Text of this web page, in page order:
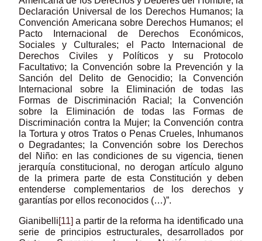
Declaración Universal de los Derechos Humanos; la
Convención Americana sobre Derechos Humanos; el
Pacto Internacional de Derechos Económicos,
Sociales y Culturales; el Pacto Internacional de
Derechos Civiles y Políticos y su Protocolo
Facultativo; la Convención sobre la Prevención y la
Sanción del Delito de Genocidio; la Convención
Internacional sobre la Eliminación de todas las
Formas de Discriminación Racial; la Convención
sobre la Eliminación de todas las Formas de
Discriminación contra la Mujer; la Convención contra
la Tortura y otros Tratos o Penas Crueles, Inhumanos
o Degradantes; la Convención sobre los Derechos
del Niño: en las condiciones de su vigencia, tienen
jerarquía constitucional, no derogan artículo alguno
de la primera parte de esta Constitución y deben
entenderse complementarios de los derechos y
garantías por ellos reconocidos (…)”.
Gianibelli[11] a partir de la reforma ha identificado una
serie de principios estructurales, desarrollados por